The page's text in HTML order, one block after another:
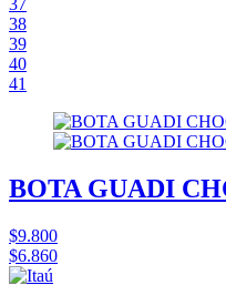
37
38
39
40
41
BOTA GUADI
$9.800
$6.860